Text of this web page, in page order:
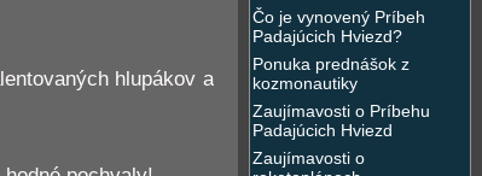
hlupákov a
Čo je vynovený Príbeh
Padajúcich Hviezd?
Ponuka prednášok z
kozmonautiky
Zaujímavosti o Príbehu
Padajúcich Hviezd
Zaujímavosti o